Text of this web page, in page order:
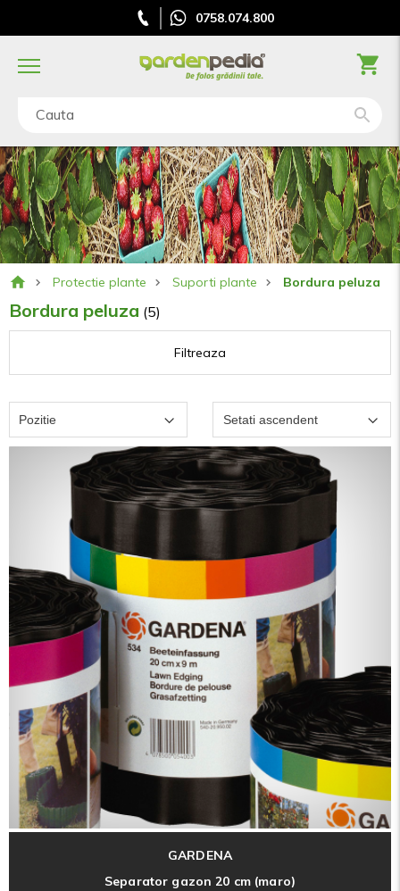
0758.074.800
Cauta
Protectie plante Suporti plante Bordura peluza
Bordura peluza (5)
GARDENA
Separator gazon 20 cm (maro)
Filtreaza